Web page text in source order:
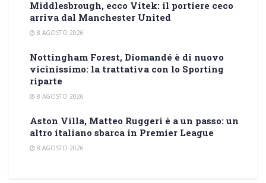
Middlesbrough, ecco Vitek: il portiere ceco
arriva dal Manchester United
8 AGOSTO 2026
Nottingham Forest, Diomandé è di nuovo
vicinissimo: la trattativa con lo Sporting
riparte
8 AGOSTO 2026
Aston Villa, Matteo Ruggeri è a un passo: un
altro italiano sbarca in Premier League
8 AGOSTO 2026